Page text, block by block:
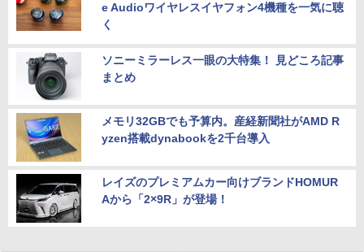
e Audioワイヤレスイヤフォン4機種を一気に聴
く
ソニーミラーレス一眼の大特集！ 見どころ記事
まとめ
メモリ32GBでも予算内。産経新聞社がAMD R
yzen搭載dynabookを2千台導入
レイズのプレミアムカー向けブランドHOMUR
Aから「2×9R」が登場！